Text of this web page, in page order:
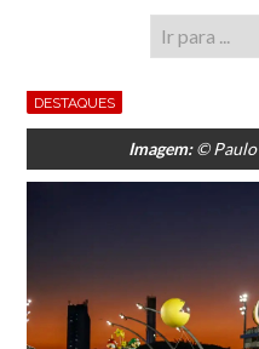
DESTAQUES
Imagem:© Paulo